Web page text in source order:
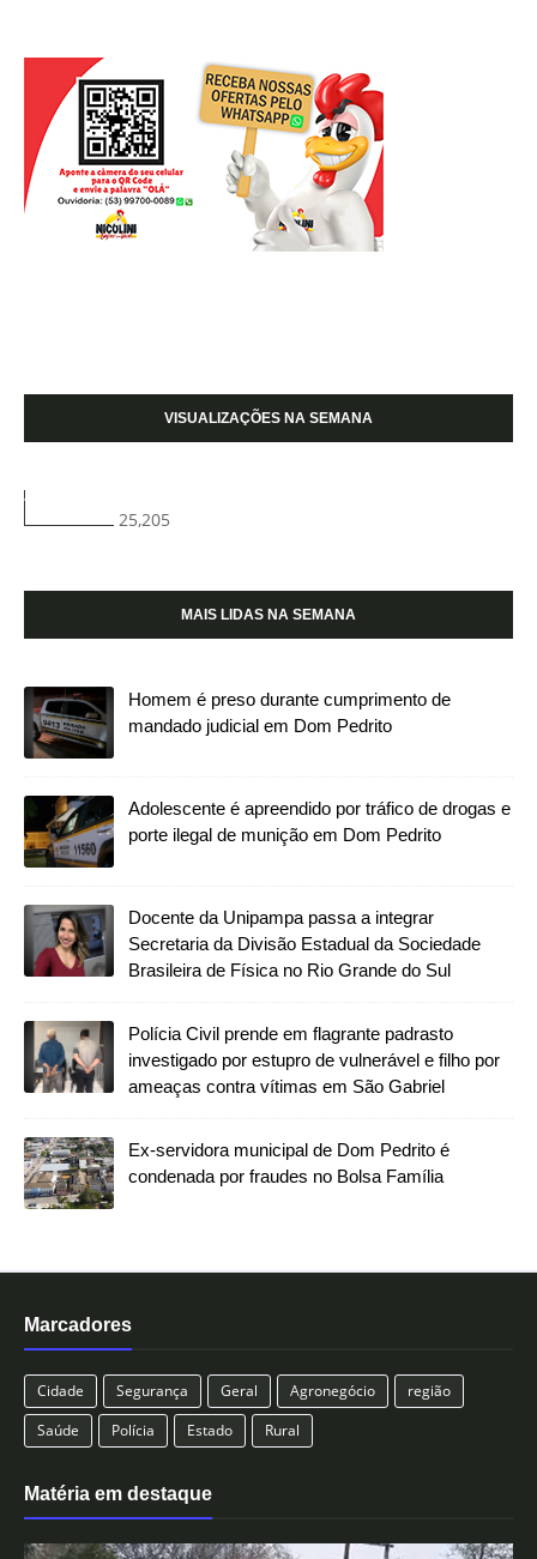
VISUALIZAÇÕES NA SEMANA
25,205
MAIS LIDAS NA SEMANA
Homem é preso durante cumprimento de
mandado judicial em Dom Pedrito
Adolescente é apreendido por tráfico de drogas e
porte ilegal de munição em Dom Pedrito
Docente da Unipampa passa a integrar
Secretaria da Divisão Estadual da Sociedade
Brasileira de Física no Rio Grande do Sul
Polícia Civil prende em flagrante padrasto
investigado por estupro de vulnerável e filho por
ameaças contra vítimas em São Gabriel
Ex-servidora municipal de Dom Pedrito é
condenada por fraudes no Bolsa Família
Marcadores
Cidade Segurança Geral Agronegócio
região
Saúde
Polícia Estado Rural
Matéria em destaque